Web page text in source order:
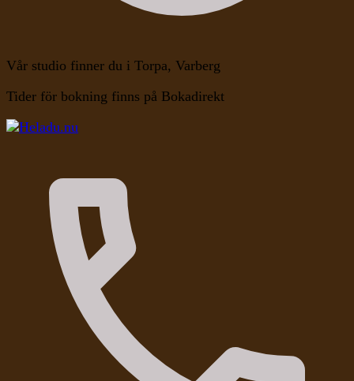
Vår studio finner du i Torpa, Varberg
Tider för bokning finns på Bokadirekt
Heladu.nu